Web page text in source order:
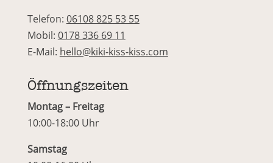
Telefon: 06108 825 53 55
Mobil: 0178 336 69 11
E-Mail: hello@kiki-kiss-kiss.com
Öffnungszeiten
Montag – Freitag
10:00-18:00 Uhr
Samstag